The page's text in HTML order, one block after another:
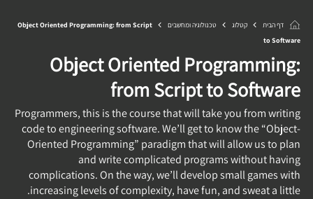
דף הבית קטלוג טכנולוגיה ומחשבים
Object Oriented Programming: from Script
to Software
Object Oriented Programming:
from Script to Software
Programmers, this is the course that will take you from writing
code to engineering software. We’ll get to know the “Object-
Oriented Programming” paradigm that will allow us to plan
and write complicated programs without having
complications. On the way, we’ll develop small games with
increasing levels of complexity, have fun, and sweat a little.